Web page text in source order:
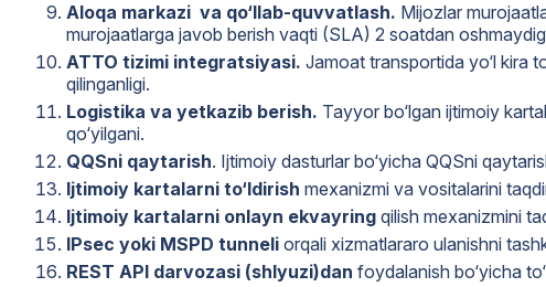
Aloqa markazi va qo‘llab-quvvatlash. Mijozlar
murojaatlarga javob berish vaqti (SLA) 2 soatdan
ATTO tizimi integratsiyasi. Jamoat transportida yo‘l kira
qilinganligi.
Logistika va yetkazib berish. Tayyor bo‘lgan ijtimoiy
qo‘yilgani.
QQSni qaytarish. Ijtimoiy dasturlar bo‘yicha QQSni
Ijtimoiy kartalarni to‘ldirish mexanizmi va vositalarini
Ijtimoiy kartalarni onlayn ekvayring qilish mexanizmini
IPsec yoki MSPD tunneli orqali xizmatlararo ulanishni
REST API darvozasi (shlyuzi)dan foydalanish bo‘yicha